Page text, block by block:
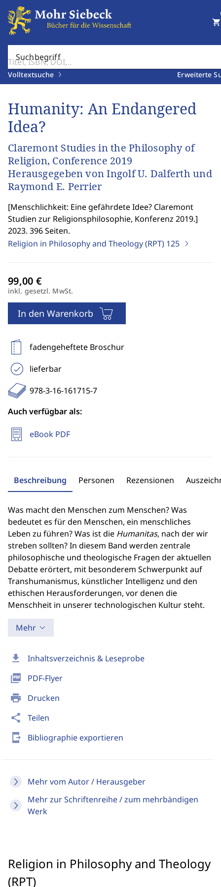
Suchbegriff
Volltextsuche Erweiterte
shopping_cart
download Inhaltsverzeichnis & Leseprobe
picture_as_pdf PDF-Flyer
print Drucken
share Teilen
send_to_mobile Bibliographie exportieren
Mehr vom Autor / Herausgeber
Mehr zur Schriftenreihe / zum mehrbändigen
Werk
Humanity: An Endangered
Idea?
Claremont Studies in the Philosophy of
Religion, Conference 2019
Herausgegeben von Ingolf U. Dalferth und
Raymond E. Perrier
[Menschlichkeit: Eine gefährdete Idee? Claremont
Studien zur Religionsphilosophie, Konferenz 2019.]
2023. 396 Seiten.
Religion in Philosophy and Theology (RPT) 125
inkl. gesetzl. MwSt.
In den Warenkorb
fadengeheftete Broschur
lieferbar
978-3-16-161715-7
Auch verfügbar als:
eBook PDF
Beschreibung Personen Rezensionen
Was macht den Menschen zum Menschen? Was
bedeutet es für den Menschen, ein menschliches
Leben zu führen? Was ist die Humanitas, nach der wir
streben sollten? In diesem Band werden zentrale
philosophische und theologische Fragen der aktuellen
Debatte erörtert, mit besonderem Schwerpunkt auf
Transhumanismus, künstlicher Intelligenz und den
ethischen Herausforderungen, vor denen die
Menschheit in unserer technologischen Kultur steht.
Mehr
Religion in Philosophy and Theology
(RPT)